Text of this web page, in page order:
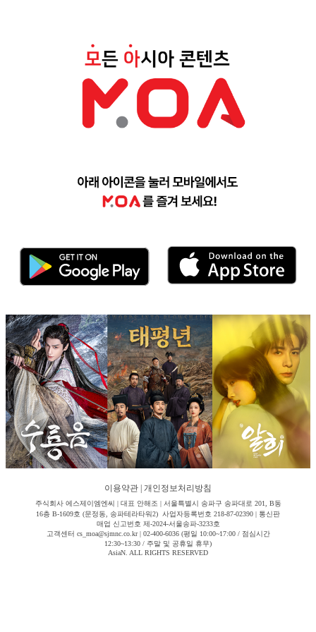
이용약관 개인정보처리방침
주식회사 에스제이엠엔씨 | 대표 안해조 | 서울특별시 송파구 송파대로 201, B동
16층 B-1609호 (문정동, 송파테라타워2) 사업자등록번호 218-87-02390 | 통신판
매업 신고번호 제-2024-서울송파-3233호
고객센터 cs_moa@sjmnc.co.kr | 02-400-6036 (평일 10:00~17:00 / 점심시간
12:30~13:30 / 주말 및 공휴일 휴무)
AsiaN. ALL RIGHTS RESERVED